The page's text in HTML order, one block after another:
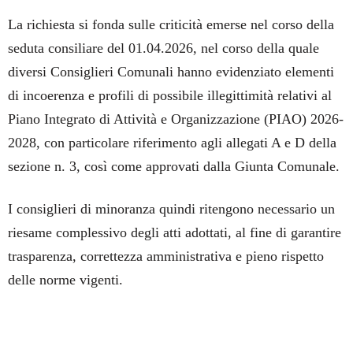
La richiesta si fonda sulle criticità emerse nel corso della
seduta consiliare del 01.04.2026, nel corso della quale
diversi Consiglieri Comunali hanno evidenziato elementi
di incoerenza e profili di possibile illegittimità relativi al
Piano Integrato di Attività e Organizzazione (PIAO) 2026-
2028, con particolare riferimento agli allegati A e D della
sezione n. 3, così come approvati dalla Giunta Comunale.
I consiglieri di minoranza quindi ritengono necessario un
riesame complessivo degli atti adottati, al fine di garantire
trasparenza, correttezza amministrativa e pieno rispetto
delle norme vigenti.